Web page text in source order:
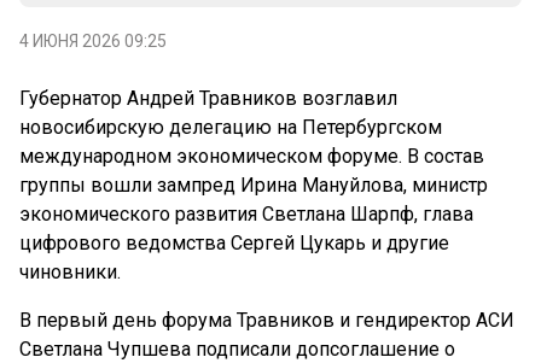
4 ИЮНЯ 2026 09:25
Губернатор Андрей Травников возглавил
новосибирскую делегацию на Петербургском
международном экономическом форуме. В состав
группы вошли зампред Ирина Мануйлова, министр
экономического развития Светлана Шарпф, глава
цифрового ведомства Сергей Цукарь и другие
чиновники.
В первый день форума Травников и гендиректор АСИ
Светлана Чупшева подписали допсоглашение о